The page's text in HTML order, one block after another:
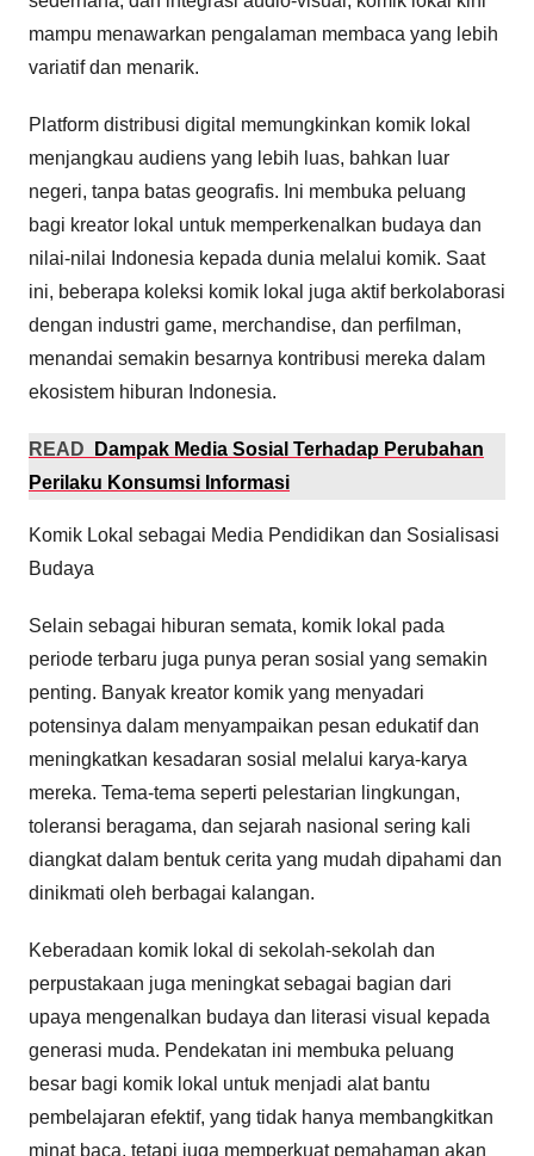
mampu menawarkan pengalaman membaca yang lebih
variatif dan menarik.
Platform distribusi digital memungkinkan komik lokal
menjangkau audiens yang lebih luas, bahkan luar
negeri, tanpa batas geografis. Ini membuka peluang
bagi kreator lokal untuk memperkenalkan budaya dan
nilai-nilai Indonesia kepada dunia melalui komik. Saat
ini, beberapa koleksi komik lokal juga aktif berkolaborasi
dengan industri game, merchandise, dan perfilman,
menandai semakin besarnya kontribusi mereka dalam
ekosistem hiburan Indonesia.
READ
Dampak Media Sosial Terhadap Perubahan
Perilaku Konsumsi Informasi
Komik Lokal sebagai Media Pendidikan dan Sosialisasi
Budaya
Selain sebagai hiburan semata, komik lokal pada
periode terbaru juga punya peran sosial yang semakin
penting. Banyak kreator komik yang menyadari
potensinya dalam menyampaikan pesan edukatif dan
meningkatkan kesadaran sosial melalui karya-karya
mereka. Tema-tema seperti pelestarian lingkungan,
toleransi beragama, dan sejarah nasional sering kali
diangkat dalam bentuk cerita yang mudah dipahami dan
dinikmati oleh berbagai kalangan.
Keberadaan komik lokal di sekolah-sekolah dan
perpustakaan juga meningkat sebagai bagian dari
upaya mengenalkan budaya dan literasi visual kepada
generasi muda. Pendekatan ini membuka peluang
besar bagi komik lokal untuk menjadi alat bantu
pembelajaran efektif, yang tidak hanya membangkitkan
minat baca, tetapi juga memperkuat pemahaman akan